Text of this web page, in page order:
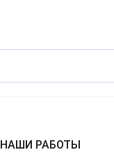
НАШИ РАБОТЫ